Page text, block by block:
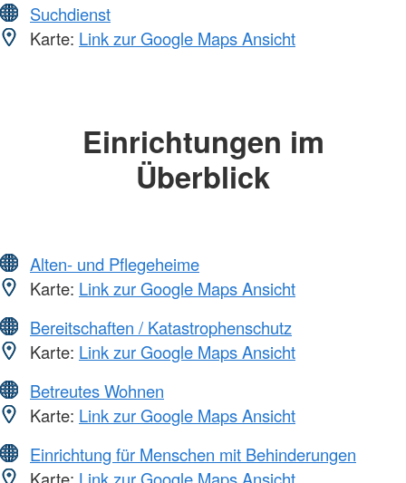
Suchdienst
Karte: Link zur Google Maps Ansicht
Einrichtungen im
Überblick
Alten- und Pflegeheime
Karte: Link zur Google Maps Ansicht
Bereitschaften / Katastrophenschutz
Karte: Link zur Google Maps Ansicht
Betreutes Wohnen
Karte: Link zur Google Maps Ansicht
Einrichtung für Menschen mit Behinderungen